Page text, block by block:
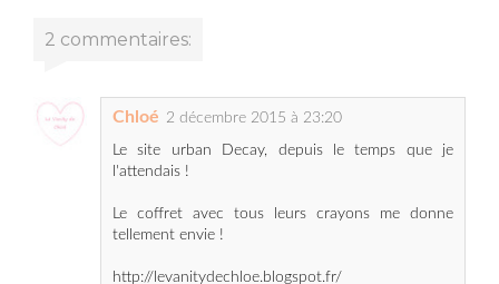
2 commentaires:
Chloé 2 décembre 2015 à 23:20
Le site urban Decay, depuis le temps que je
l'attendais !
Le coffret avec tous leurs crayons me donne
tellement envie !
http://levanitydechloe.blogspot.fr/